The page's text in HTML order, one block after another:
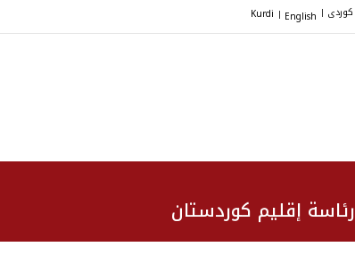
کوردی |
English
|
Kurdi
رئاسة إقليم كوردستان